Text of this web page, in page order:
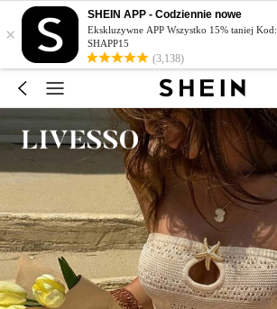
×
SHEIN APP - Codziennie nowe
Ekskluzywne APP Wszystko 15% taniej Kod:
SHAPP15
(3,138)